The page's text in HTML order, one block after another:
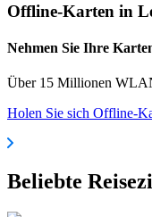
Offline-Karten in
Nehmen Sie Ihre
Über 15 Millionen
Holen Sie sich Offline-
Beliebte